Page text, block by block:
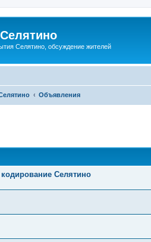
Селятино, обсуждение жителей
Объявления
Селятино